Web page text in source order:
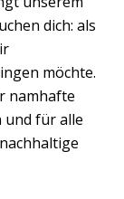
dich: als
möchte.
namhafte
und für alle